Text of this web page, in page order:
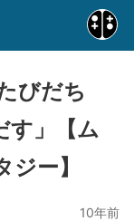
びだち
す」【ム
ー】
10年前